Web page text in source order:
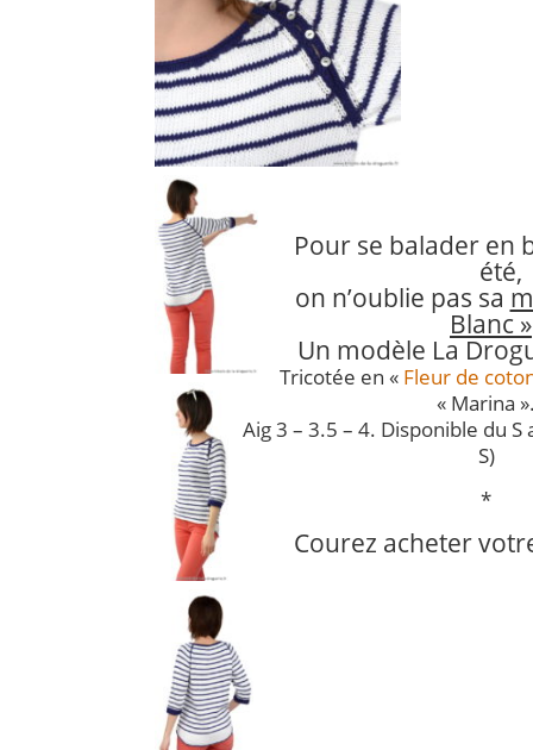
Pour se balader en
été,
on n’oublie pas sa
Blanc »
Un modèle La
Tricotée en « Fleur de
« Marina
Aig 3 – 3.5 – 4. Disponible du
S)
*
Courez acheter